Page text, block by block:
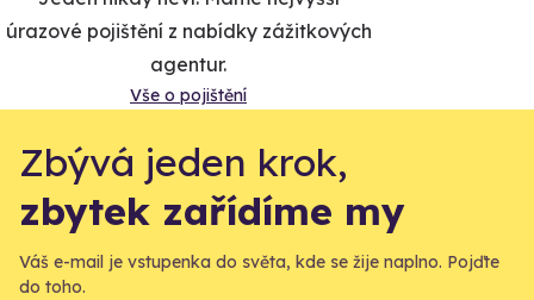
úrazové pojištění z nabídky zážitkových
agentur.
Vše o pojištění
Zbývá jeden krok,
zbytek zařídíme my
Váš e-mail je vstupenka do světa, kde se žije naplno. Pojďte
do toho.